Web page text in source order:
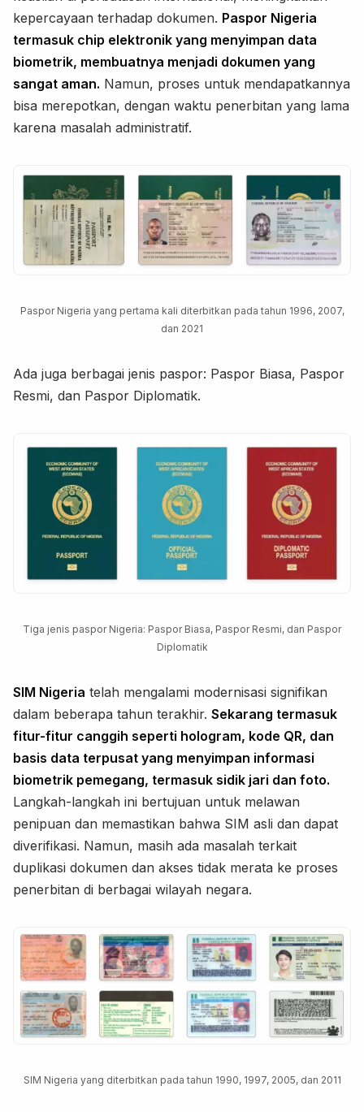
kepercayaan terhadap dokumen. Paspor Nigeria
termasuk chip elektronik yang menyimpan data
biometrik, membuatnya menjadi dokumen yang
sangat aman. Namun, proses untuk mendapatkannya
bisa merepotkan, dengan waktu penerbitan yang lama
karena masalah administratif.
Paspor Nigeria yang pertama kali diterbitkan pada tahun 1996, 2007,
dan 2021
Ada juga berbagai jenis paspor: Paspor Biasa, Paspor
Resmi, dan Paspor Diplomatik.
Tiga jenis paspor Nigeria: Paspor Biasa, Paspor Resmi, dan Paspor
Diplomatik
SIM Nigeria telah mengalami modernisasi signifikan
dalam beberapa tahun terakhir. Sekarang termasuk
fitur-fitur canggih seperti hologram, kode QR, dan
basis data terpusat yang menyimpan informasi
biometrik pemegang, termasuk sidik jari dan foto.
Langkah-langkah ini bertujuan untuk melawan
penipuan dan memastikan bahwa SIM asli dan dapat
diverifikasi. Namun, masih ada masalah terkait
duplikasi dokumen dan akses tidak merata ke proses
penerbitan di berbagai wilayah negara.
SIM Nigeria yang diterbitkan pada tahun 1990, 1997, 2005, dan 2011